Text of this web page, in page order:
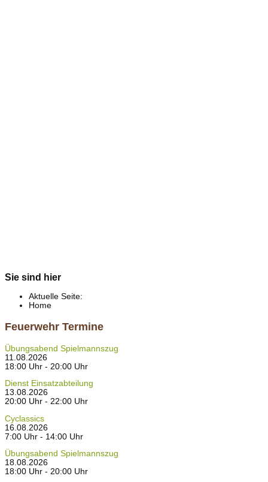
Sie sind hier
Aktuelle Seite:
Home
Feuerwehr Termine
Übungsabend Spielmannszug
11.08.2026
18:00 Uhr - 20:00 Uhr
Dienst Einsatzabteilung
13.08.2026
20:00 Uhr - 22:00 Uhr
Cyclassics
16.08.2026
7:00 Uhr - 14:00 Uhr
Übungsabend Spielmannszug
18.08.2026
18:00 Uhr - 20:00 Uhr